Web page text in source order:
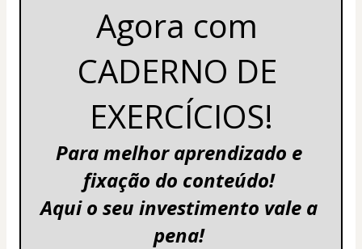
Agora com
CADERNO DE
EXERCÍCIOS!
Para melhor aprendizado e
fixação do conteúdo!
Aqui o seu investimento vale a
pena!